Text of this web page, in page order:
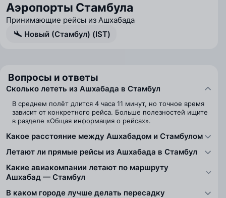
Аэропорты Стамбула
Принимающие рейсы из Ашхабада
Новый (Стамбул) (IST)
Вопросы и ответы
Сколько лететь из Ашхабада в Стамбул
В среднем полёт длится 4 часа 11 минут, но точное время
зависит от конкретного рейса. Больше полезностей ищите
в разделе «Общая информация о рейсах».
Какое расстояние между Ашхабадом и Стамбулом
Летают ли прямые рейсы из Ашхабада в Стамбул
Какие авиакомпании летают по маршруту
Ашхабад — Стамбул
В каком городе лучше делать пересадку